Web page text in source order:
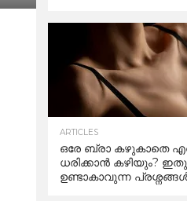
ARTICLES
ഒരേ ബ്രാ കഴുകാതെ
ധരിക്കാൻ കഴിയും?
ഉണ്ടാകാവുന്ന